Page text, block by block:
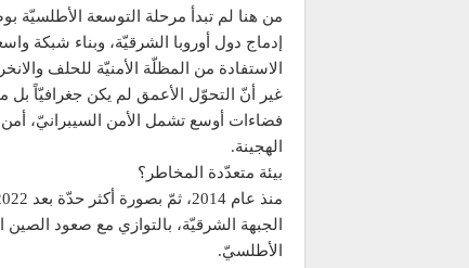
من هنا لم تبدأ مرحلة التوسعة الأطلسيّة
إدماج دول أوروبا الشرقيّة، وبناء شبكة
الاستفادة من المظلّة الأمنيّة للحلف
غير أنّ التحوّل الأعمق لم يكن جغرافيّاً بل
فضاءات أوسع تشمل الأمن السيبرانيّ، أمن
الهجينة.
بيئة متعدّدة المخاطر؟
الجبهة الشرقيّة، بالتوازي مع صعود
الأطلسيّ.